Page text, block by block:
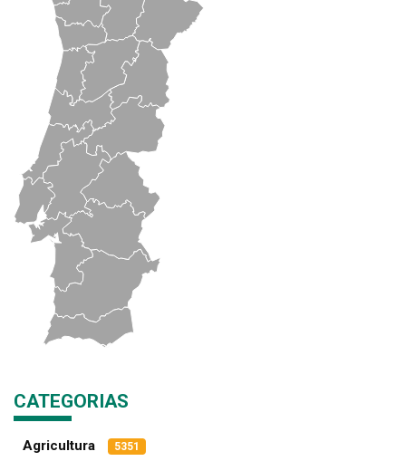
CATEGORIAS
Agricultura 5351